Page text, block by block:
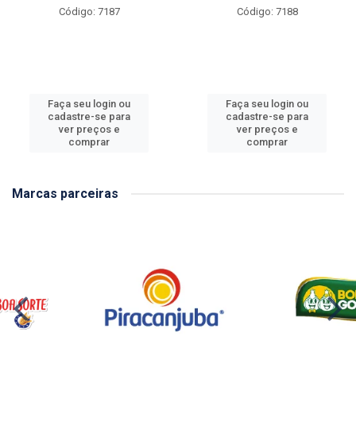
Código: 7187
Faça seu login ou
cadastre-se para
ver preços e
comprar
Código: 7188
Faça seu login ou
cadastre-se para
ver preços e
comprar
Marcas parceiras